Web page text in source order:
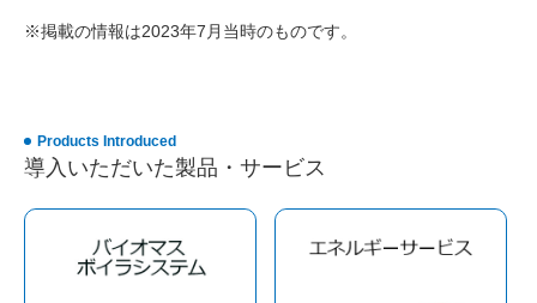
※掲載の情報は2023年7月当時のものです。
Products Introduced
導入いただいた製品・サービス